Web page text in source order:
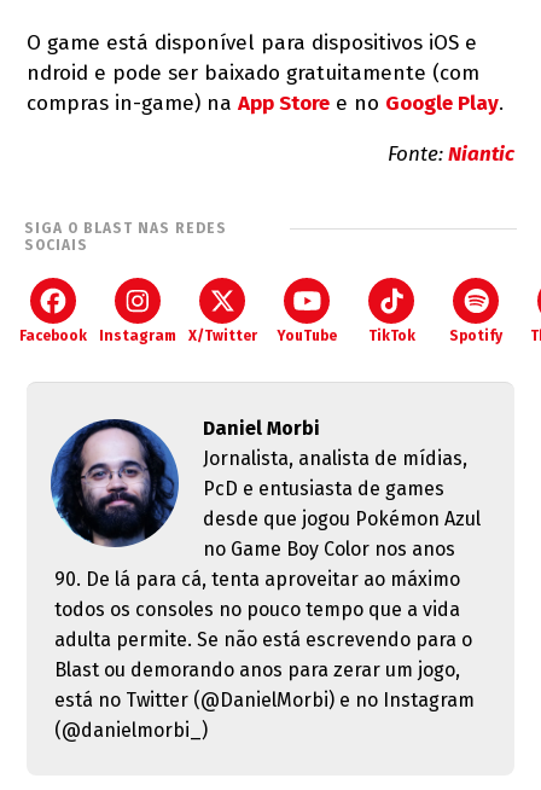
O game está disponível para dispositivos iOS e
ndroid e pode ser baixado gratuitamente (com
compras in-game) naApp Store e no Google Play.
Fonte:Niantic
SIGA O BLAST NAS REDES
SOCIAIS
Facebook Instagram X/Twitter YouTube TikTok Spotify
Daniel Morbi
Jornalista, analista de mídias,
PcD e entusiasta de games
desde que jogou Pokémon Azul
no Game Boy Color nos anos
90. De lá para cá, tenta aproveitar ao máximo
todos os consoles no pouco tempo que a vida
adulta permite. Se não está escrevendo para o
Blast ou demorando anos para zerar um jogo,
está no Twitter (@DanielMorbi) e no Instagram
(@danielmorbi_)